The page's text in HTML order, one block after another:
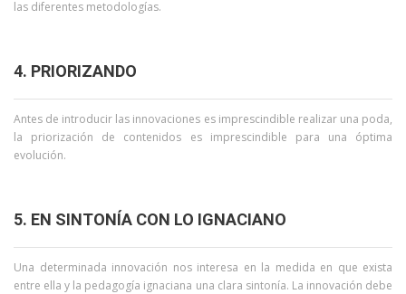
las diferentes metodologías.
4. PRIORIZANDO
Antes de introducir las innovaciones es imprescindible realizar una poda,
la priorización de contenidos es imprescindible para una óptima
evolución.
5. EN SINTONÍA CON LO IGNACIANO
Una determinada innovación nos interesa en la medida en que exista
entre ella y la pedagogía ignaciana una clara sintonía. La innovación debe